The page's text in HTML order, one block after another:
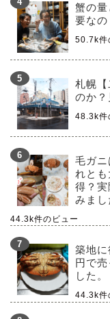
蟹の
要なの
50.7k件
札幌
のか？
48.3k件
毛ガ
れと
得？
みまし
44.3k件のビュー
築地
円で
した。
44.3k件